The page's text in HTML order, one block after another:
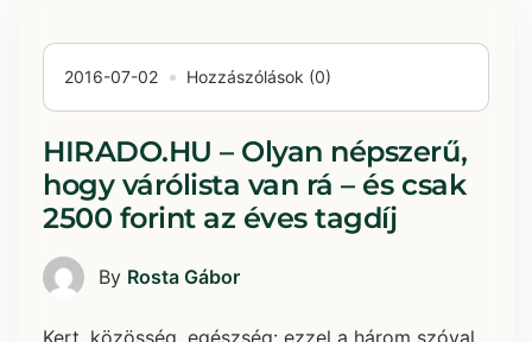
2016-07-02 Hozzászólások (0)
HIRADO.HU – Olyan népszerű,
hogy várólista van rá – és csak
2500 forint az éves tagdíj
By Rosta Gábor
Kert, közösség, egészség: ezzel a három szóval